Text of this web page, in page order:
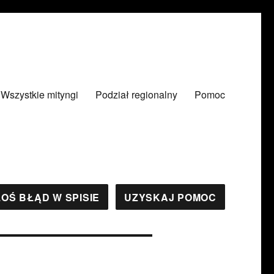
Wszystkie mityngi Podział regionalny Pomoc
BŁĄD W SPISIE UZYSKAJ POMOC